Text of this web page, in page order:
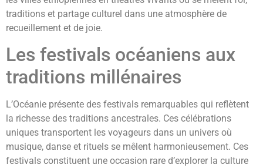
traditions et partage culturel dans une atmosphère de
recueillement et de joie.
Les festivals océaniens aux
traditions millénaires
L’Océanie présente des festivals remarquables qui reflètent
la richesse des traditions ancestrales. Ces célébrations
uniques transportent les voyageurs dans un univers où
musique, danse et rituels se mêlent harmonieusement. Ces
festivals constituent une occasion rare d’explorer la culture